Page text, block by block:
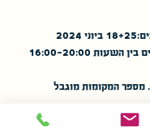
16:00-20:00
מספר המקומות מוגבל